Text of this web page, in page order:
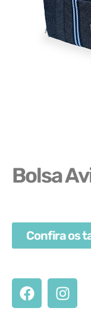
Bolsa
Confira os